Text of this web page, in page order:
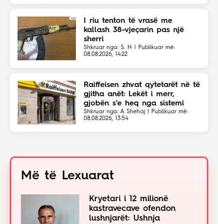
I riu tenton të vrasë me
kallash 38-vjeçarin pas një
sherri
Shkruar nga: S. H | Publikuar më:
08.08.2026, 14:22
Raiffeisen zhvat qytetarët në të
gjitha anët: Lekët i merr,
gjobën s’e heq nga sistemi
Shkruar nga: A Shehaj | Publikuar më:
08.08.2026, 13:54
Më të Lexuarat
Kryetari i 12 milionë
kastravecave ofendon
lushnjarët: Ushnja